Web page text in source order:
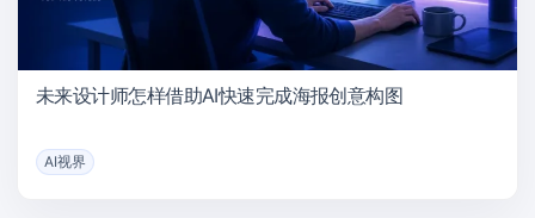
未来设计师怎样借助AI快速完成海报创意构图
AI视界